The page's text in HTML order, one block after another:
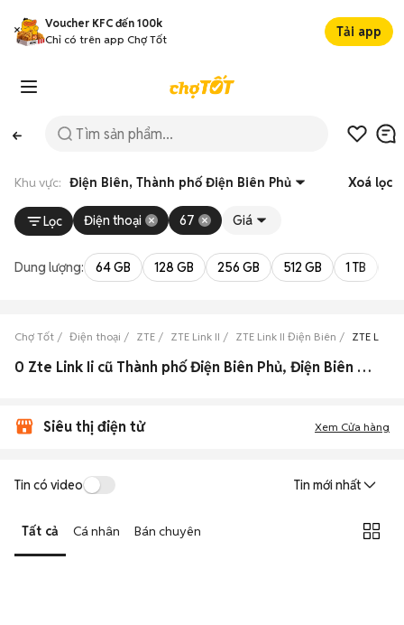
Voucher KFC đến 100k
Chỉ có trên app Chợ Tốt
Tải app
Khu vực: Điện Biên, Thành phố Điện Biên Phủ Xoá lọc
Lọc Điện thoại 67 Giá
Dung lượng: 64 GB 128 GB 256 GB 512 GB 1 TB
Chợ Tốt Điện thoại ZTE ZTE Link II ZTE Link II Điện Biên ZTE Link
0 Zte Link Ii cũ Thành phố Điện Biên Phủ, Điện Biên đẹp
Siêu thị điện tử Xem Cửa hàng
Tin có video Tin mới nhất
Tất cả Cá nhân Bán chuyên